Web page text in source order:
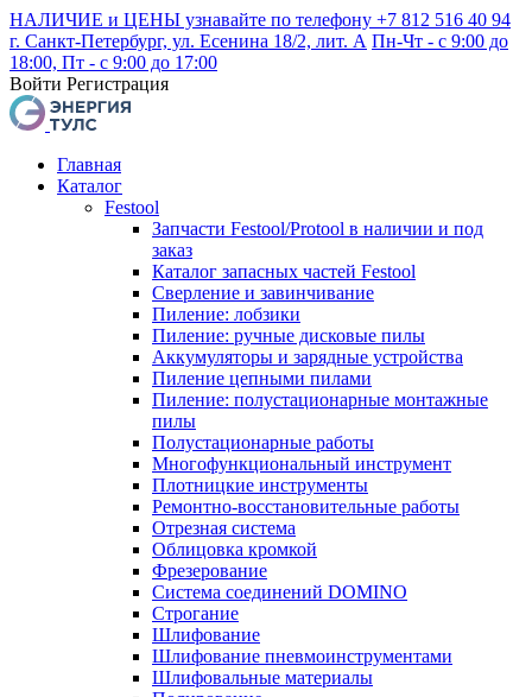
НАЛИЧИЕ и ЦЕНЫ узнавайте по телефону +7 812 516 40 94
г. Санкт-Петербург, ул. Есенина 18/2, лит. А Пн-Чт - с 9:00 до
18:00, Пт - с 9:00 до 17:00
Войти Регистрация
Главная
Каталог
Festool
Запчасти Festool/Protool в наличии и под
заказ
Каталог запасных частей Festool
Сверление и завинчивание
Пиление: лобзики
Пиление: ручные дисковые пилы
Аккумуляторы и зарядные устройства
Пиление цепными пилами
Пиление: полустационарные монтажные
пилы
Полустационарные работы
Многофункциональный инструмент
Плотницкие инструменты
Ремонтно-восстановительные работы
Отрезная система
Облицовка кромкой
Фрезерование
Система соединений DOMINO
Строгание
Шлифование
Шлифование пневмоинструментами
Шлифовальные материалы